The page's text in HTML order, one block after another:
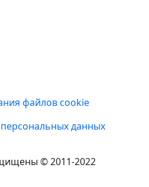
файлов cookie
данных
© 2011-2022